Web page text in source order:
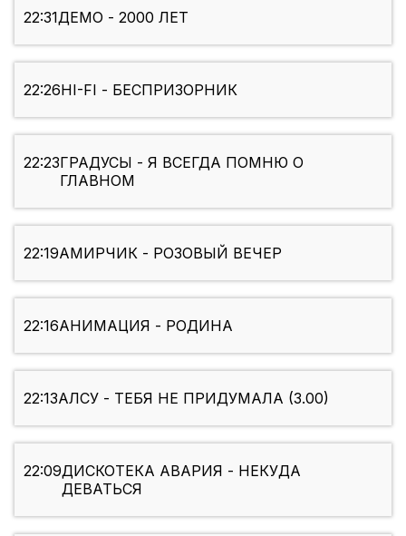
22:31ДЕМО - 2000 ЛЕТ
22:26HI-FI - БЕСПРИЗОРНИК
22:23ГРАДУСЫ - Я ВСЕГДА ПОМНЮ О
ГЛАВНОМ
22:19АМИРЧИК - РОЗОВЫЙ ВЕЧЕР
22:16АНИМАЦИЯ - РОДИНА
22:13АЛСУ - ТЕБЯ НЕ ПРИДУМАЛА (3.00)
22:09ДИСКОТЕКА АВАРИЯ - НЕКУДА
ДЕВАТЬСЯ